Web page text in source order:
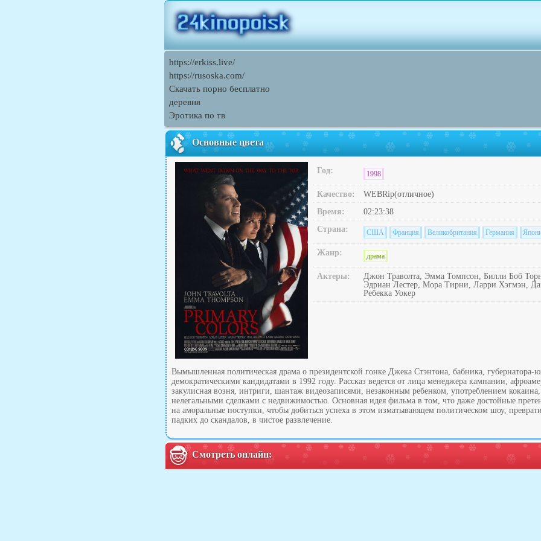
https://erkiss.live/
https://rusoska.com/
Скачать порно бесплатно
деревня
Эротика по тв
Основные цвета
Год: 1998
Качество:
WEBRip(отличное)
Время:
02:23:38
Страна:
США Франция Великобритания Германия
Жанр: драма
Актеры:
Джон Траволта, Эмма Томпсон, Билли Боб
Эдриан Лестер, Мора Тирни, Ларри Хэгмэн,
Ребекка Уокер
Вымышленная политическая драма о президентской гонке Джека Стэнтона, бабника,
демократическими кандидатами в 1992 году. Рассказ ведется от лица менеджера кампании,
закулисная возня, интриги, шантаж видеозаписями, незаконным ребенком, употреблением
нелегальными сделками с недвижимостью. Основная идея фильма в том, что даже достойные
на аморальные поступки, чтобы добиться успеха в этом изматывающем политическом шоу,
падких до скандалов, в чистое развлечение.
Смотреть онлайн: